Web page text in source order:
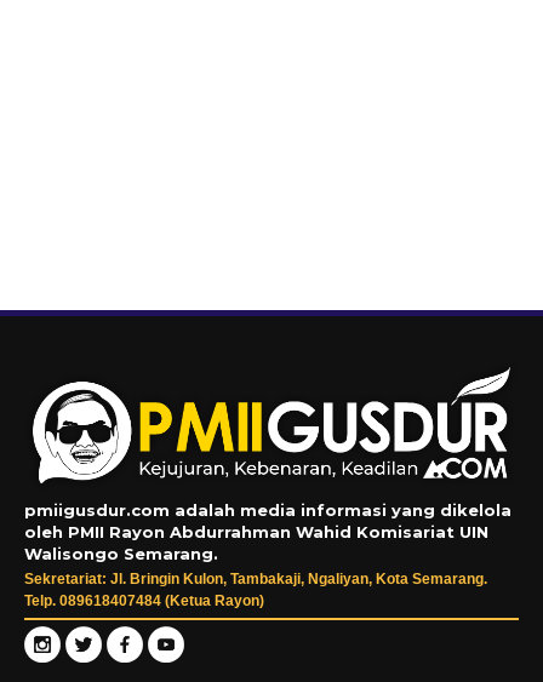
pmiigusdur.com adalah media informasi yang dikelola
oleh PMII Rayon Abdurrahman Wahid Komisariat UIN
Walisongo Semarang.
Sekretariat: Jl. Bringin Kulon, Tambakaji, Ngaliyan, Kota Semarang.
Telp. 089618407484 (Ketua Rayon)